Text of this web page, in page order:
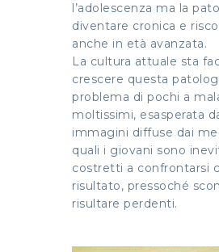
l’adolescenza ma la
diventare cronica e
anche in età avanzata.
La cultura attuale sta
crescere questa
problema di pochi a
moltissimi, esasperata
immagini diffuse dai
quali i giovani sono
costretti a confrontarsi
risultato, pressoché
risultare perdenti.